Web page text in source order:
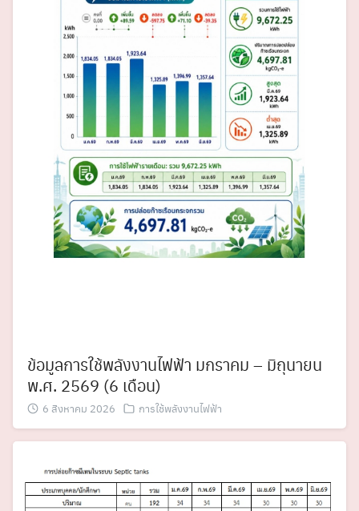
ข้อมูลการใช้พลังงานไฟฟ้า มกราคม – มิถุนายน
พ.ศ. 2569 (6 เดือน)
6 สิงหาคม 2026 การใช้พลังงานไฟฟ้า